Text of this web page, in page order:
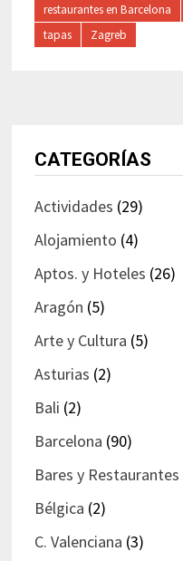
restaurantes en Barcelona
tapas
Zagreb
CATEGORÍAS
Actividades (29)
Alojamiento (4)
Aptos. y Hoteles (26)
Aragón (5)
Arte y Cultura (5)
Asturias (2)
Bali (2)
Barcelona (90)
Bares y Restaurantes
Bélgica (2)
C. Valenciana (3)